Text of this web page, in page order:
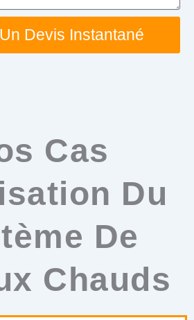
Devis Instantané
Cas
Du
De
Chauds